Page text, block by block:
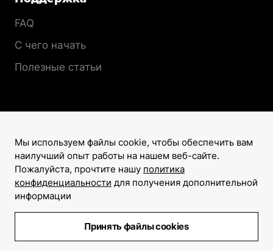
FAQ
С чего начать
Полезные статьи
Лицензионный договор
Политика конфиденциальности
Все права защищены
Мы используем файлы cookie, чтобы обеспечить вам
наилучший опыт работы на нашем веб-сайте.
Пожалуйста, прочтите нашу политика
конфиденциальности для получения дополнительной
информации
Принять файлы cookies